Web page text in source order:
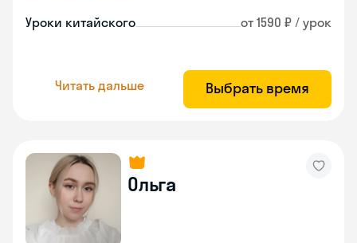
Уроки китайского от 1590 ₽ / урок
Читать дальше Выбрать время
Ольга